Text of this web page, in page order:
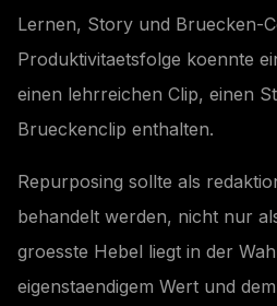
Lernen, Story und Bruecken-
Produktivitaetsfolge koennte
einen lehrreichen Clip, einen
Brueckenclip enthalten.
Repurposing sollte als
behandelt werden, nicht nur
groesste Hebel liegt in der
eigenstaendigem Wert und